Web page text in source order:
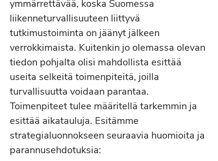
ymmärrettävää, koska Suomessa
liikenneturvallisuuteen liittyvä
tutkimustoiminta on jäänyt jälkeen
verrokkimaista. Kuitenkin jo olemassa olevan
tiedon pohjalta olisi mahdollista esittää
useita selkeitä toimenpiteitä, joilla
turvallisuutta voidaan parantaa.
Toimenpiteet tulee määritellä tarkemmin ja
esittää aikatauluja. Esitämme
strategialuonnokseen seuraavia huomioita ja
parannusehdotuksia: